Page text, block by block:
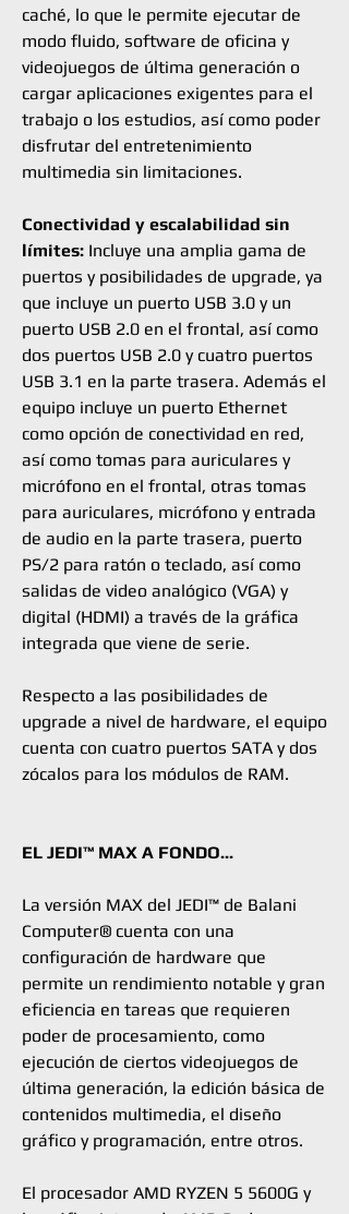
caché, lo que le permite ejecutar de
modo fluido, software de oficina y
videojuegos de última generación o
cargar aplicaciones exigentes para el
trabajo o los estudios, así como poder
disfrutar del entretenimiento
multimedia sin limitaciones.
Conectividad y escalabilidad sin
límites: Incluye una amplia gama de
puertos y posibilidades de upgrade, ya
que incluye un puerto USB 3.0 y un
puerto USB 2.0 en el frontal, así como
dos puertos USB 2.0 y cuatro puertos
USB 3.1 en la parte trasera. Además el
equipo incluye un puerto Ethernet
como opción de conectividad en red,
así como tomas para auriculares y
micrófono en el frontal, otras tomas
para auriculares, micrófono y entrada
de audio en la parte trasera, puerto
PS/2 para ratón o teclado, así como
salidas de video analógico (VGA) y
digital (HDMI) a través de la gráfica
integrada que viene de serie.
Respecto a las posibilidades de
upgrade a nivel de hardware, el equipo
cuenta con cuatro puertos SATA y dos
zócalos para los módulos de RAM.
EL JEDI™ MAX A FONDO...
La versión MAX del JEDI™ de Balani
Computer® cuenta con una
configuración de hardware que
permite un rendimiento notable y gran
eficiencia en tareas que requieren
poder de procesamiento, como
ejecución de ciertos videojuegos de
última generación, la edición básica de
contenidos multimedia, el diseño
gráfico y programación, entre otros.
El procesador AMD RYZEN 5 5600G y